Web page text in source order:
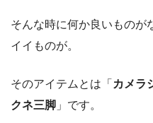
そんな時に何か良いものが
イイものが。
そのアイテムとは「 カメラ
クネ三脚 」です。